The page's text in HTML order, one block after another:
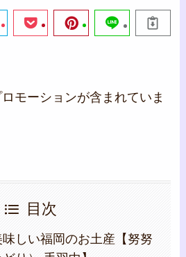
モーションが含まれていま
目次
しい福岡のお土産【努努